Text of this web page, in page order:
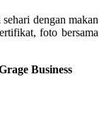
dengan makan
foto bersama
Business